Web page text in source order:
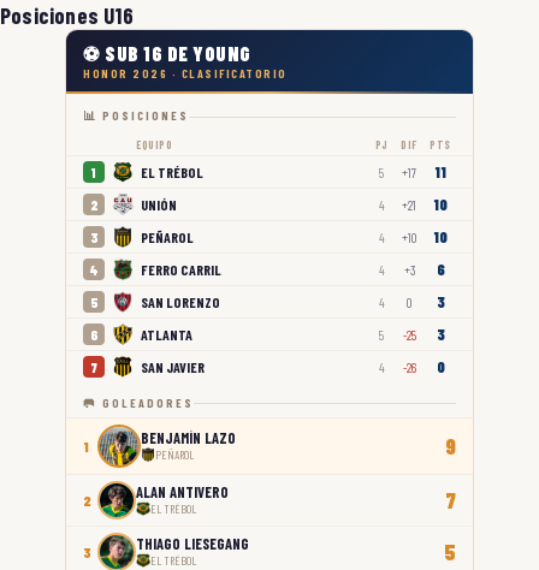
Posiciones U16
⚽ SUB 16 DE YOUNG
HONOR 2026 · CLASIFICATORIO
📊 POSICIONES
EQUIPO PJ DIF PTS
1 EL TRÉBOL 5 +17 11
2 UNIÓN 4 +21 10
3 PEÑAROL 4 +10 10
4 FERRO CARRIL 4 +3 6
5 SAN LORENZO 4 0 3
6 ATLANTA 5 -25 3
7 SAN JAVIER 4 -26 0
🥅 GOLEADORES
1 BENJAMÍN LAZO
PEÑAROL 9
2 ALAN ANTIVERO
EL TRÉBOL 7
3 THIAGO LIESEGANG
EL TRÉBOL 5